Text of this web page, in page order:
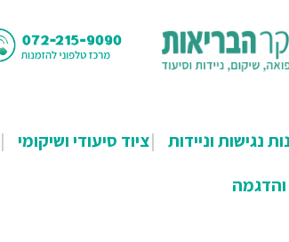
נגישות וניידות ציוד סיעודי ושיקומי